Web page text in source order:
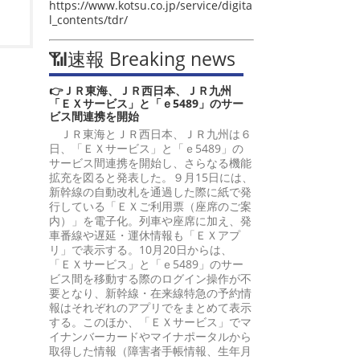
https://www.kotsu.co.jp/service/digita
l_contents/tdr/
📶速報 Breaking news
👉ＪＲ東海、ＪＲ西日本、ＪＲ九州
「ＥＸサービス」と「ｅ5489」のサー
ビス間連携を開始
ＪＲ東海とＪＲ西日本、ＪＲ九州は６
日、「ＥＸサービス」と「ｅ5489」の
サービス間連携を開始し、さらなる機能
拡充を図ると発表した。９月15日には、
新幹線の自動改札を通過した際に紙で発
行している「ＥＸご利用票（座席のご案
内）」を電子化。列車や座席に加え、発
車番線や遅延・運休情報も「ＥＸアプ
リ」で表示する。10月20日からは、
「ＥＸサービス」と「ｅ5489」のサー
ビス間を移動する際のログイン操作が不
要となり、新幹線・在来線特急の予約情
報はそれぞれのアプリでをまとめて表示
する。このほか、「ＥＸサービス」でマ
イナンバーカードやマイナポータルから
取得した情報（障害者手帳情報、生年月